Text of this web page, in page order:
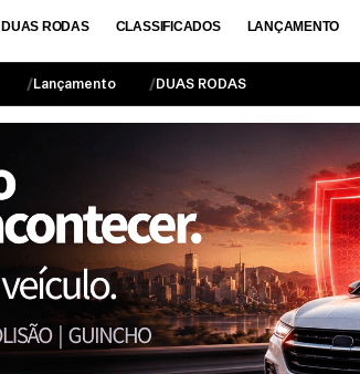
DUAS RODAS CLASSIFICADOS LANÇAMENTO
Lançamento DUAS RODAS